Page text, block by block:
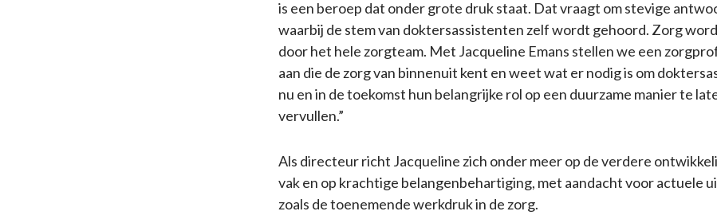
is een beroep dat onder grote druk staat. Dat vraagt om stevige
waarbij de stem van doktersassistenten zelf wordt gehoord. Zorg
door het hele zorgteam. Met Jacqueline Emans stellen we een
aan die de zorg van binnenuit kent en weet wat er nodig is om
nu en in de toekomst hun belangrijke rol op een duurzame manier te
vervullen.”
Als directeur richt Jacqueline zich onder meer op de verdere
vak en op krachtige belangenbehartiging, met aandacht voor actuele
zoals de toenemende werkdruk in de zorg.